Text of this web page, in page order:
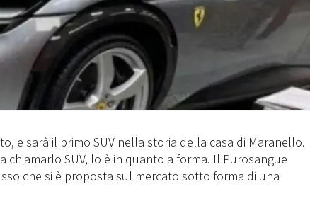
e sarà il primo SUV nella storia della casa di Maranello.
chiamarlo SUV, lo è in quanto a forma. Il Purosangue
che si è proposta sul mercato sotto forma di una